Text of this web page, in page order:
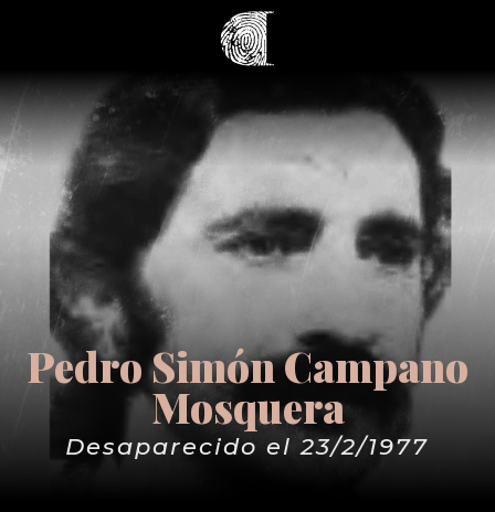
Pedro Simón Campano
Mosquera
Desaparecido el 23/2/1977